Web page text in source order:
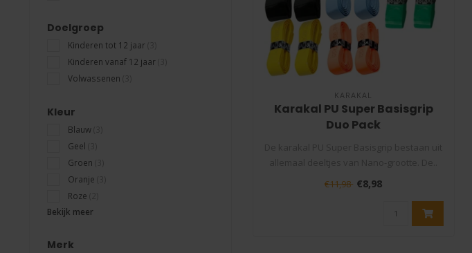
Doelgroep
Kinderen tot 12 jaar
Kinderen vanaf 12 jaar
Volwassenen
Kleur
Blauw
Geel
Groen
Oranje
Roze
Bekijk meer
Merk
KARAKAL
Karakal PU Super Basisgrip
Duo Pack
€11,98 €8,98